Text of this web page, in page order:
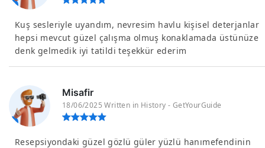
Kuş sesleriyle uyandım, nevresim havlu kişisel deterjanlar
hepsi mevcut güzel çalışma olmuş konaklamada üstünüze
denk gelmedik iyi tatildi teşekkür ederim
Misafir
18/06/2025 Written in History - GetYourGuide
Resepsiyondaki güzel gözlü güler yüzlü hanımefendinin